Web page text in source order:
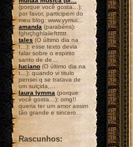
(porque você gosta…):
por favor, participem do
meu blog: www.yymui…
amanda (parabéns):
fghrçhghlaiieftttttt
tales (O último dia na
t…): esse texto devia
falar sobre o espirito
santo de de…
luciano (O último dia na
t…): quando vi titulo
pensei q se tratava de
um suiçida,…
laura lymma (porque
você gosta…): omg!!
queria ter um amor assim
tão grande e sincero…
Rascunhos: